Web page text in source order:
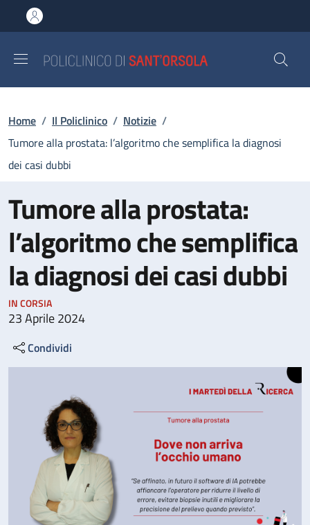
al contenuto principale
to footer content
Briciole di pane
Home / Il Policlinico / Notizie /
Tumore alla prostata: l’algoritmo che semplifica la diagnosi
dei casi dubbi
Tumore alla prostata:
l’algoritmo che semplifica
la diagnosi dei casi dubbi
IN CORSIA
23 Aprile 2024
Condividi